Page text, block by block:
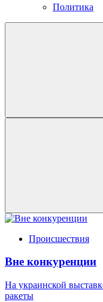
Политика
Происшествия
Вне конкуренции
На украинской
ракеты